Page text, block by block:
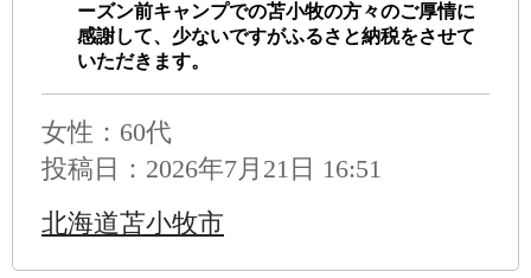
ーズン前キャンプでの苫小牧の方々のご厚情に
感謝して、少ないですがふるさと納税をさせて
いただきます。
女性：60代
投稿日：2026年7月21日 16:51
北海道苫小牧市